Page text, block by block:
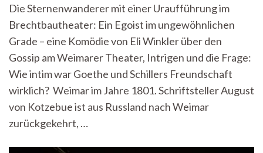
Sie
mich,
es
ist
nicht
einseitig“
Die Sternenwanderer mit einer Uraufführung im
Brechtbautheater: Ein Egoist im ungewöhnlichen
Grade – eine Komödie von Eli Winkler über den
Gossip am Weimarer Theater, Intrigen und die Frage:
Wie intim war Goethe und Schillers Freundschaft
wirklich? Weimar im Jahre 1801. Schriftsteller August
von Kotzebue ist aus Russland nach Weimar
zurückgekehrt, …